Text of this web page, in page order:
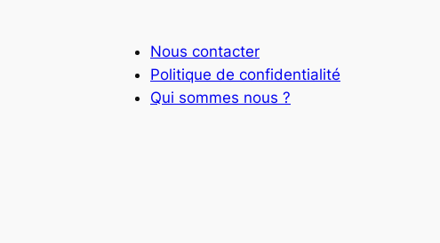
Nous contacter
Politique de confidentialité
Qui sommes nous ?